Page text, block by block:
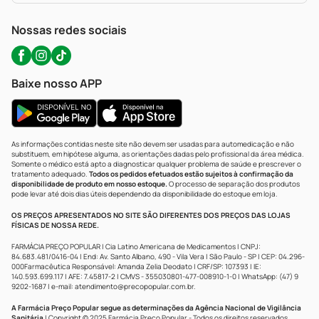
Nossas redes sociais
Baixe nosso APP
As informações contidas neste site não devem ser usadas para automedicação e não
substituem, em hipótese alguma, as orientações dadas pelo profissional da área médica.
Somente o médico está apto a diagnosticar qualquer problema de saúde e prescrever o
tratamento adequado. Todos os pedidos efetuados estão sujeitos à confirmação da
disponibilidade de produto em nosso estoque.O processo de separação dos produtos
pode levar até dois dias úteis dependendo da disponibilidade do estoque em loja.
OS PREÇOS APRESENTADOS NO SITE SÃO DIFERENTES DOS PREÇOS DAS LOJAS
FÍSICAS DE NOSSA REDE.
FARMÁCIA PREÇO POPULAR | Cia Latino Americana de Medicamentos | CNPJ:
84.683.481/0416-04 | End: Av. Santo Albano, 490 - Vila Vera | São Paulo - SP | CEP: 04.296-
000Farmacêutica Responsável: Amanda Zelia Deodato | CRF/SP: 107393 | IE:
140.593.699.117 | AFE: 7.45817-2 | CMVS - 355030801-477-008910-1-0 | WhatsApp: (47) 9
9202-1687 | e-mail: atendimento@precopopular.com.br.
A Farmácia Preço Popular segue as determinações da Agência Nacional de Vigilância